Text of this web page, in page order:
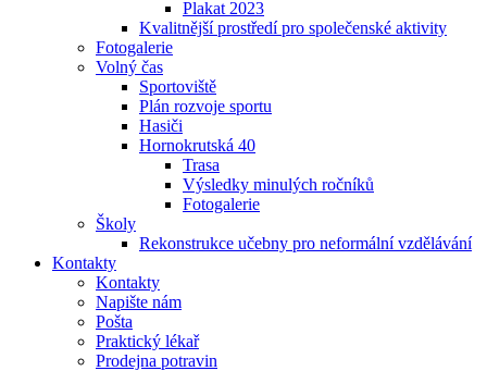
Plakat 2023
Kvalitnější prostředí pro společenské aktivity
Fotogalerie
Volný čas
Sportoviště
Plán rozvoje sportu
Hasiči
Hornokrutská 40
Trasa
Výsledky minulých ročníků
Fotogalerie
Školy
Rekonstrukce učebny pro neformální vzdělávání
Kontakty
Kontakty
Napište nám
Pošta
Praktický lékař
Prodejna potravin